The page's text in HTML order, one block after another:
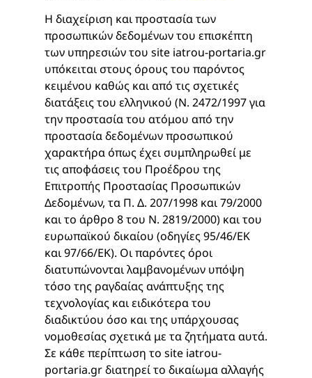
Η διαχείριση και προστασία των
προσωπικών δεδομένων του επισκέπτη
των υπηρεσιών του site iatrou-portaria.gr
υπόκειται στους όρους του παρόντος
κειμένου καθώς και από τις σχετικές
διατάξεις του ελληνικού (Ν. 2472/1997 για
την προστασία του ατόμου από την
προστασία δεδομένων προσωπικού
χαρακτήρα όπως έχει συμπληρωθεί με
τις αποφάσεις του Προέδρου της
Επιτροπής Προστασίας Προσωπικών
Δεδομένων, τα Π. Δ. 207/1998 και 79/2000
και το άρθρο 8 του Ν. 2819/2000) και του
ευρωπαϊκού δικαίου (οδηγίες 95/46/ΕΚ
και 97/66/ΕΚ). Οι παρόντες όροι
διατυπώνονται λαμβανομένων υπόψη
τόσο της ραγδαίας ανάπτυξης της
τεχνολογίας και ειδικότερα του
διαδικτύου όσο και της υπάρχουσας
νομοθεσίας σχετικά με τα ζητήματα αυτά.
Σε κάθε περίπτωση το site iatrou-
portaria.gr διατηρεί το δικαίωμα αλλαγής